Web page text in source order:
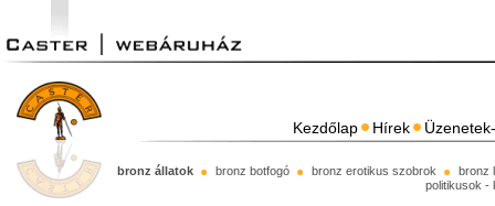
Kezdőlap Hírek
bronz állatok bronz botfogó bronz erotikus szobrok
bronz
politikusok -